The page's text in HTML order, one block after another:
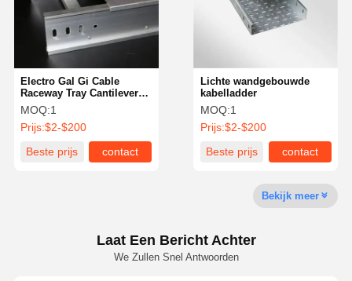
Thuis
Fabriekstour
Kwaliteitscont
Role
Neem
Contact Met
Nieuws
Lichte wandgebouwde
kabelladder
MOQ:1
Prijs:$2-$200
Beste prijs
contact
Electro Gal Gi Cable
Raceway Tray Cantilever
Ondersteuning 150mm
ODM
MOQ:1
Prijs:$2-$200
Beste prijs
contact
Bekijk meer
Laat Een Bericht Achter
We Zullen Snel Antwoorden